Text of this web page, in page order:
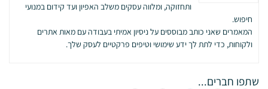
ותחזוקה, ומלווה עסקים משלב האפיון ועד קידום במנועי
חיפוש.
המאמרים שאני כותב מבוססים על ניסיון אמיתי בעבודה עם מאות אתרים
ולקוחות, כדי לתת לך ידע שימושי וטיפים פרקטיים לעסק שלך.
שתפו חברים...